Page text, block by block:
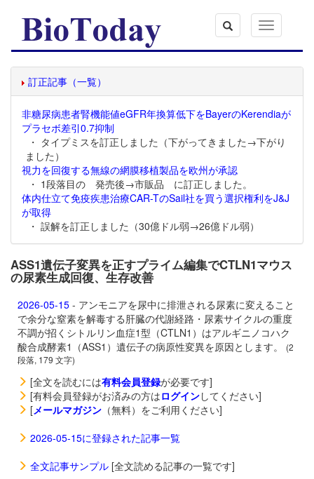
Toggle
navigation
訂正記事（一覧）
非糖尿病患者腎機能値eGFR年換算低下をBayerのKerendiaが
プラセボ差引0.7抑制
・ タイプミスを訂正しました（下がってきました→下がり
ました）
視力を回復する無線の網膜移植製品を欧州が承認
・ 1段落目の 発売後→市販品 に訂正しました。
体内仕立て免疫疾患治療CAR-TのSail社を買う選択権利をJ&J
が取得
・ 誤解を訂正しました（30億ドル弱→26億ドル弱）
ASS1遺伝子変異を正すプライム編集でCTLN1マウス
の尿素生成回復、生存改善
2026-05-15 - アンモニアを尿中に排泄される尿素に変えること
で余分な窒素を解毒する肝臓の代謝経路・尿素サイクルの重度
不調が招くシトルリン血症1型（CTLN1）はアルギニノコハク
酸合成酵素1（ASS1）遺伝子の病原性変異を原因とします。
(2
段落, 179 文字)
[全文を読むには有料会員登録が必要です]
[有料会員登録がお済みの方はログインしてください]
[メールマガジン （無料）をご利用ください]
2026-05-15に登録された記事一覧
全文記事サンプル [全文読める記事の一覧です]